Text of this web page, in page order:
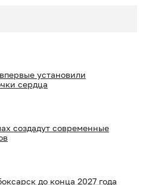
установили
сердца
создадут современные
до конца 2027 года